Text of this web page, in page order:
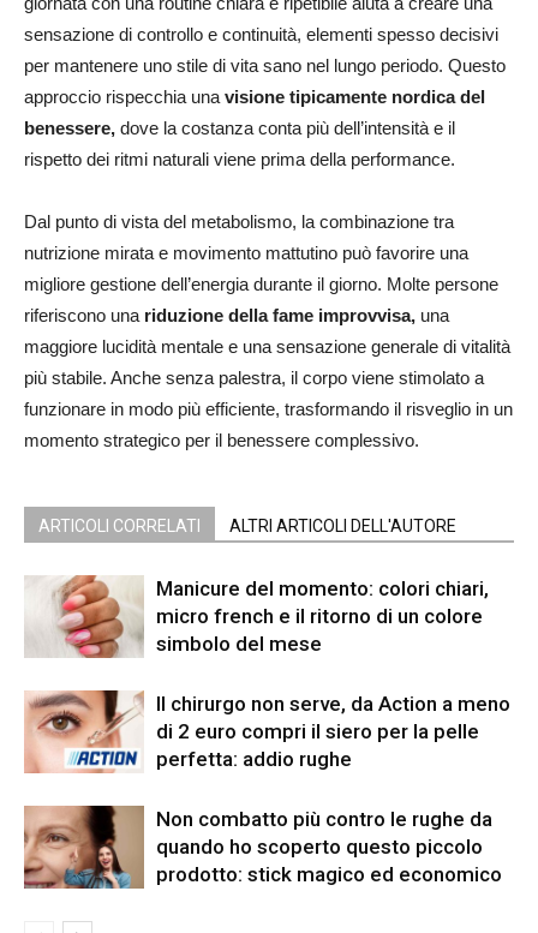
sensazione di controllo e continuità, elementi spesso decisivi
per mantenere uno stile di vita sano nel lungo periodo. Questo
approccio rispecchia una visione tipicamente nordica del
benessere, dove la costanza conta più dell’intensità e il
rispetto dei ritmi naturali viene prima della performance.
Dal punto di vista del metabolismo, la combinazione tra
nutrizione mirata e movimento mattutino può favorire una
migliore gestione dell’energia durante il giorno. Molte persone
riferiscono una riduzione della fame improvvisa, una
maggiore lucidità mentale e una sensazione generale di vitalità
più stabile. Anche senza palestra, il corpo viene stimolato a
funzionare in modo più efficiente, trasformando il risveglio in un
momento strategico per il benessere complessivo.
ARTICOLI CORRELATI ALTRI ARTICOLI DELL'AUTORE
Manicure del momento: colori chiari,
micro french e il ritorno di un colore
simbolo del mese
Il chirurgo non serve, da Action a meno
di 2 euro compri il siero per la pelle
perfetta: addio rughe
Non combatto più contro le rughe da
quando ho scoperto questo piccolo
prodotto: stick magico ed economico